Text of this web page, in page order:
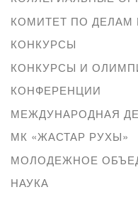
КОМИТЕТ ПО
КОНКУРСЫ
КОНКУРСЫ И
КОНФЕРЕНЦИИ
МЕЖДУНАРОДНАЯ
МК «ЖАСТАР РУХЫ»
МОЛОДЕЖНОЕ
НАУКА